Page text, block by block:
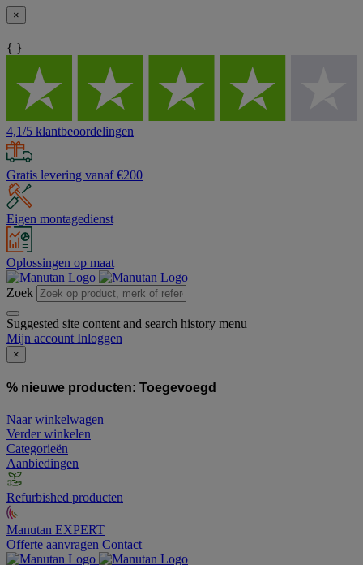
×
{ }
4,1/5 klantbeoordelingen
Gratis levering vanaf €200
Eigen montagedienst
Oplossingen op maat
Zoek
Suggested site content and search history menu
Mijn account Inloggen
×
% nieuwe producten: Toegevoegd
Naar winkelwagen
Verder winkelen
Categorieën
Aanbiedingen
Refurbished producten
Manutan EXPERT
Offerte aanvragen Contact